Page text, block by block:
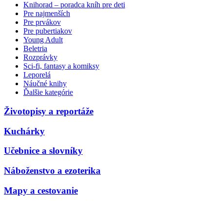
Knihorad – poradca kníh pre deti
Pre najmenších
Pre prvákov
Pre pubertiakov
Young Adult
Beletria
Rozprávky
Sci-fi, fantasy a komiksy
Leporelá
Náučné knihy
Ďalšie kategórie
Životopisy a reportáže
Kuchárky
Učebnice a slovníky
Náboženstvo a ezoterika
Mapy a cestovanie